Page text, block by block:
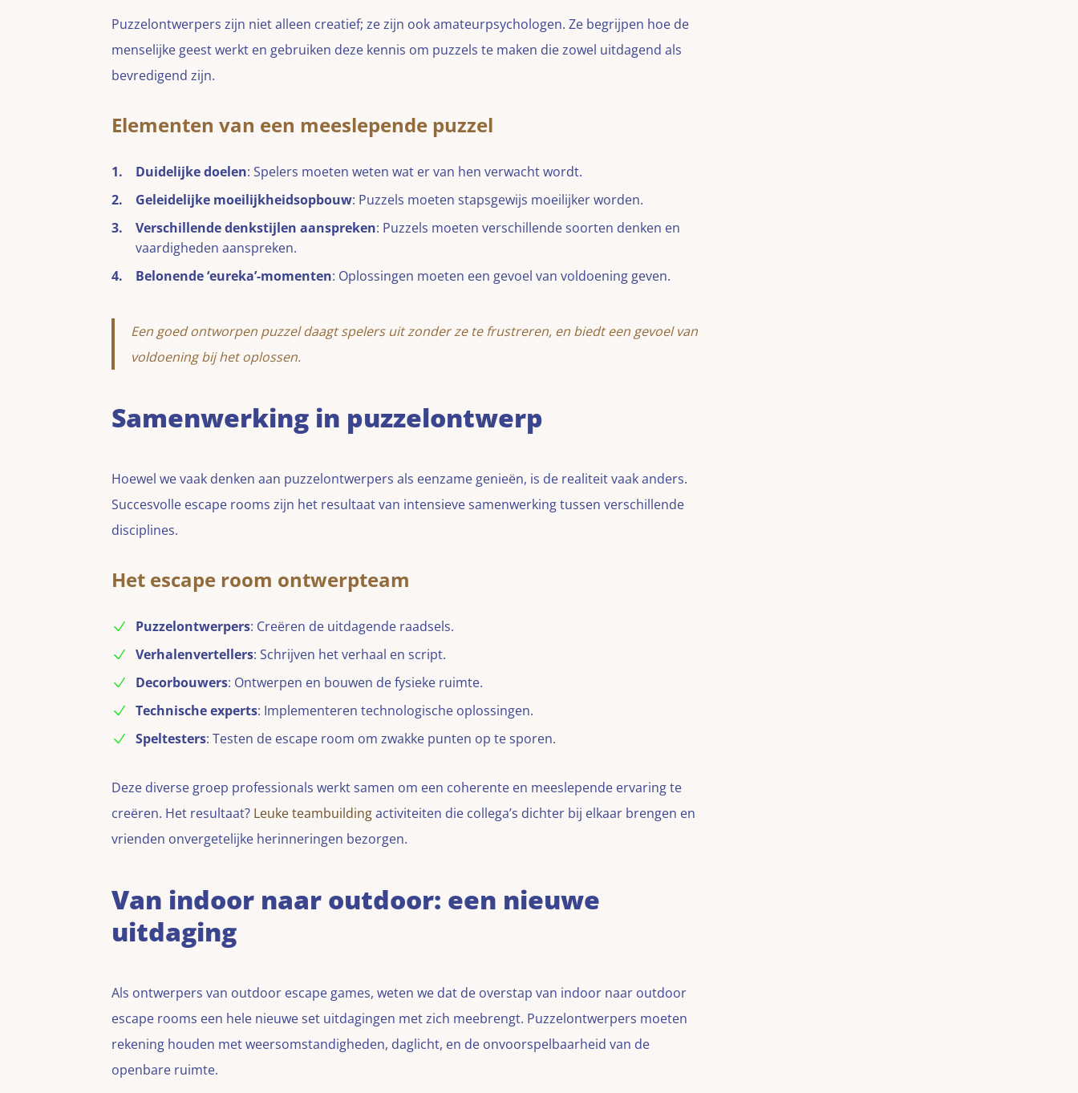
Puzzelontwerpers zijn niet alleen creatief; ze zijn ook amateurpsychologen. Ze begrijpen hoe de
menselijke geest werkt en gebruiken deze kennis om puzzels te maken die zowel uitdagend als
bevredigend zijn.
Elementen van een meeslepende puzzel
Duidelijke doelen: Spelers moeten weten wat er van hen verwacht wordt.
Geleidelijke moeilijkheidsopbouw: Puzzels moeten stapsgewijs moeilijker worden.
Verschillende denkstijlen aanspreken: Puzzels moeten verschillende soorten denken en
vaardigheden aanspreken.
Belonende ‘eureka’-momenten: Oplossingen moeten een gevoel van voldoening geven.
Een goed ontworpen puzzel daagt spelers uit zonder ze te frustreren, en biedt een gevoel van
voldoening bij het oplossen.
Samenwerking in puzzelontwerp
Hoewel we vaak denken aan puzzelontwerpers als eenzame genieën, is de realiteit vaak anders.
Succesvolle escape rooms zijn het resultaat van intensieve samenwerking tussen verschillende
disciplines.
Het escape room ontwerpteam
Puzzelontwerpers: Creëren de uitdagende raadsels.
Verhalenvertellers: Schrijven het verhaal en script.
Decorbouwers: Ontwerpen en bouwen de fysieke ruimte.
Technische experts: Implementeren technologische oplossingen.
Speltesters: Testen de escape room om zwakke punten op te sporen.
Deze diverse groep professionals werkt samen om een coherente en meeslepende ervaring te
creëren. Het resultaat? Leuke teambuildingactiviteiten die collega’s dichter bij elkaar brengen en
vrienden onvergetelijke herinneringen bezorgen.
Van indoor naar outdoor: een nieuwe
uitdaging
Als ontwerpers van outdoor escape games, weten we dat de overstap van indoor naar outdoor
escape rooms een hele nieuwe set uitdagingen met zich meebrengt. Puzzelontwerpers moeten
rekening houden met weersomstandigheden, daglicht, en de onvoorspelbaarheid van de
openbare ruimte.